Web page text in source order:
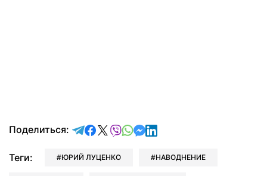
Поделиться: отправить в Telegram
поделиться в Facebook
поделиться в X
отправить в Viber
отправить в Whatsapp
отправить в Messenger
отправить в LinkedIn
Теги: ЮРИЙ ЛУЦЕНКО НАВОДНЕНИЕ